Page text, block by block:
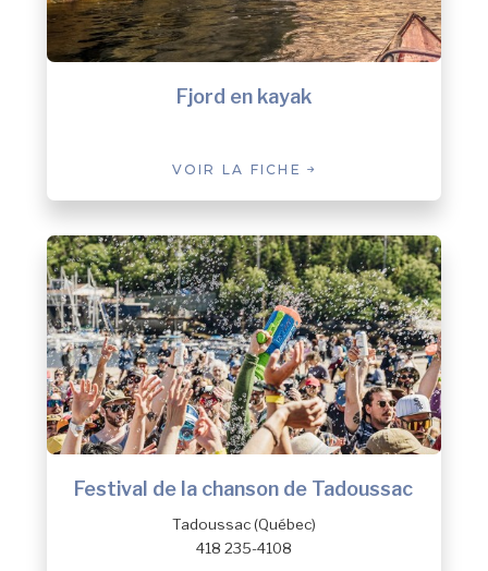
Fjord en kayak
VOIR LA FICHE
Festival de la chanson de Tadoussac
Tadoussac (Québec)
418 235-4108